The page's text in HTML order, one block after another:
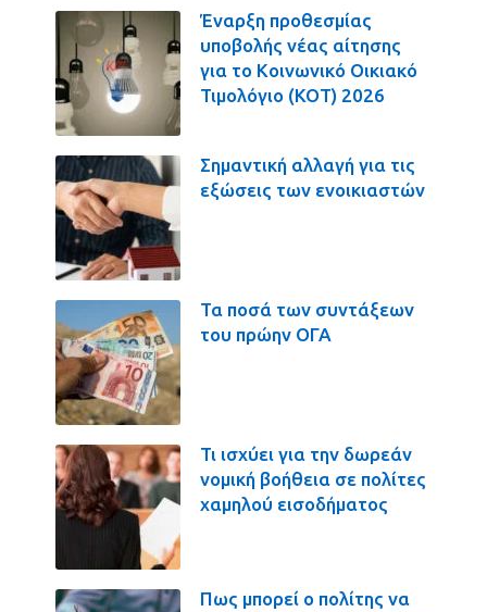
Έναρξη προθεσμίας
υποβολής νέας αίτησης
για το Κοινωνικό Οικιακό
Τιμολόγιο (ΚΟΤ) 2026
Σημαντική αλλαγή για τις
εξώσεις των ενοικιαστών
Τα ποσά των συντάξεων
του πρώην ΟΓΑ
Τι ισχύει για την δωρεάν
νομική βοήθεια σε πολίτες
χαμηλού εισοδήματος
Πως μπορεί ο πολίτης να